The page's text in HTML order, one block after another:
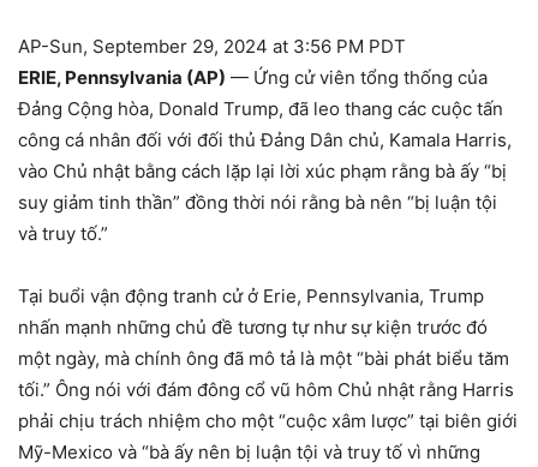
AP-Sun, September 29, 2024 at 3:56 PM PDT
ERIE, Pennsylvania (AP) — Ứng cử viên tổng thống của
Đảng Cộng hòa, Donald Trump, đã leo thang các cuộc tấn
công cá nhân đối với đối thủ Đảng Dân chủ, Kamala Harris,
vào Chủ nhật bằng cách lặp lại lời xúc phạm rằng bà ấy “bị
suy giảm tinh thần” đồng thời nói rằng bà nên “bị luận tội
và truy tố.”
Tại buổi vận động tranh cử ở Erie, Pennsylvania, Trump
nhấn mạnh những chủ đề tương tự như sự kiện trước đó
một ngày, mà chính ông đã mô tả là một “bài phát biểu tăm
tối.” Ông nói với đám đông cổ vũ hôm Chủ nhật rằng Harris
phải chịu trách nhiệm cho một “cuộc xâm lược” tại biên giới
Mỹ-Mexico và “bà ấy nên bị luận tội và truy tố vì những